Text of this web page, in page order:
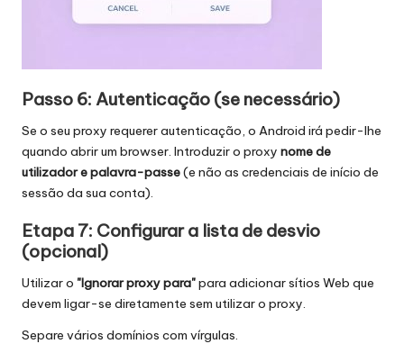
Passo 6: Autenticação (se necessário)
Se o seu proxy requerer autenticação, o Android irá pedir-lhe
quando abrir um browser. Introduzir o proxy nome de
utilizador e palavra-passe(e não as credenciais de início de
sessão da sua conta).
Etapa 7: Configurar a lista de desvio
(opcional)
Utilizar o "Ignorar proxy para"para adicionar sítios Web que
devem ligar-se diretamente sem utilizar o proxy.
Separe vários domínios com vírgulas.